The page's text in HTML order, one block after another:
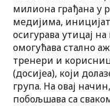
милиона грађана у
медијима,
осигурава утицај
омогућава стално
тренери и
(досијеа), који
група. На овај
побољшава са